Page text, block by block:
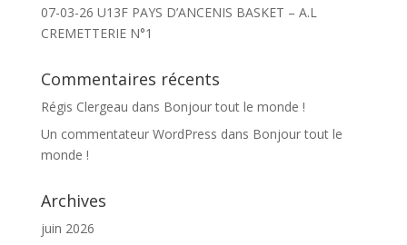
07-03-26 U13F PAYS D’ANCENIS BASKET – A.L
CREMETTERIE N°1
Commentaires récents
Régis Clergeau dans Bonjour tout le monde !
Un commentateur WordPress dans Bonjour tout le
monde !
Archives
juin 2026